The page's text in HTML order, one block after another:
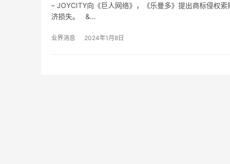
– JOYCITY向《巨人网络》，《乐曼多》提出商标侵权
济损失。 &…
业界消息 2024年1月8日